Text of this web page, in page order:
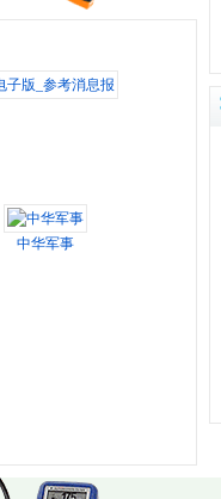
_参考消息报
中华军事